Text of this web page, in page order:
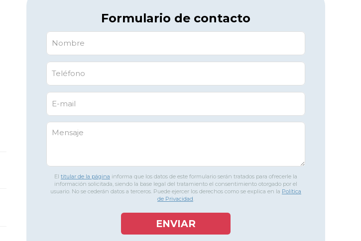
Formulario de contacto
El titular de la página informa que los datos de este formulario serán tratados para ofrecerle la
información solicitada, siendo la base legal del tratamiento el consentimiento otorgado por el
usuario. No se cederán datos a terceros. Puede ejercer los derechos como se explica en la Política
de Privacidad.